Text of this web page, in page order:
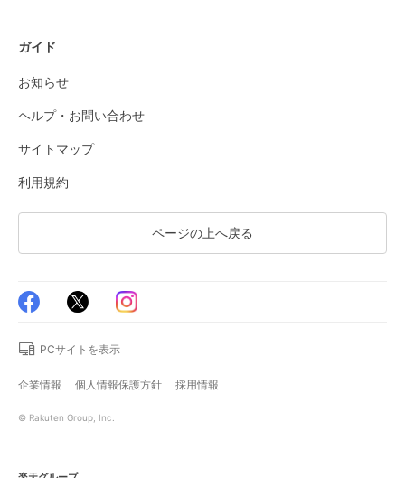
ガイド
お知らせ
ヘルプ・お問い合わせ
サイトマップ
利用規約
ページの上へ戻る
PCサイトを表示
企業情報 個人情報保護方針 採用情報
© Rakuten Group, Inc.